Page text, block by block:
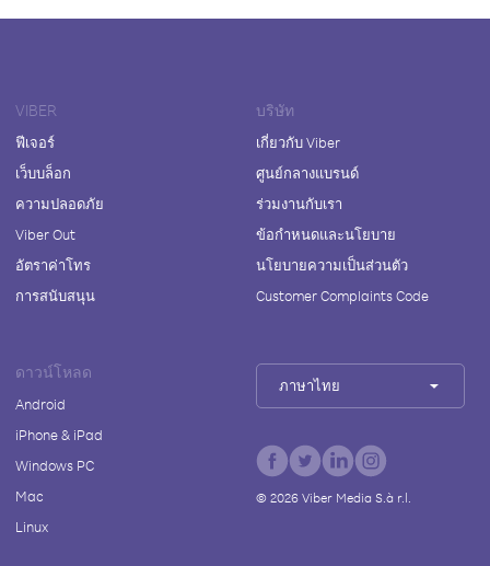
VIBER
ฟีเจอร์
เว็บบล็อก
ความปลอดภัย
Viber Out
อัตราค่าโทร
การสนับสนุน
บริษัท
เกี่ยวกับ Viber
ศูนย์กลางแบรนด์
ร่วมงานกับเรา
ข้อกำหนดและนโยบาย
นโยบายความเป็นส่วนตัว
Customer Complaints Code
ดาวน์โหลด
Android
iPhone & iPad
Windows PC
Mac
Linux
ภาษาไทย
© 2026Viber Media S.à r.l.